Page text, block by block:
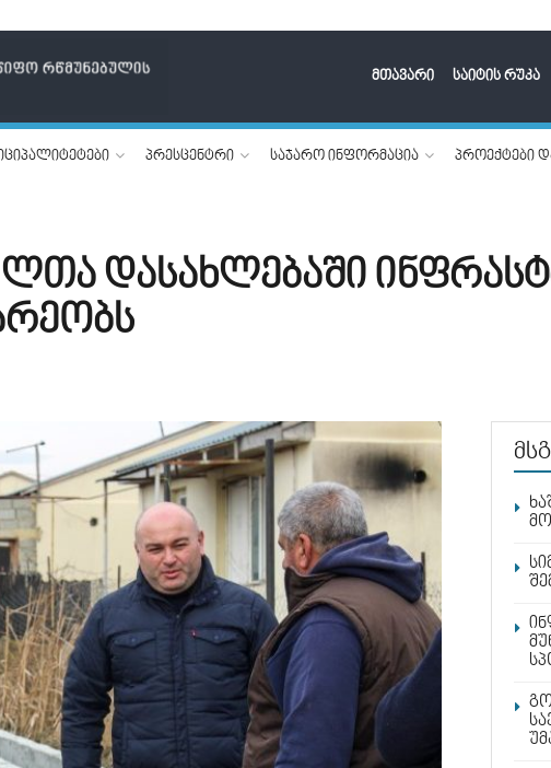
მთავარი საიტის რუკა
პრესცენტრი საჯარო ინფორმაცია პროექტები
დასახლებაში